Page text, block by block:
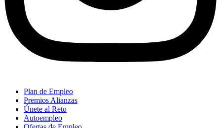
Plan de Empleo
Premios Alianzas
Únete al Reto
Autoempleo